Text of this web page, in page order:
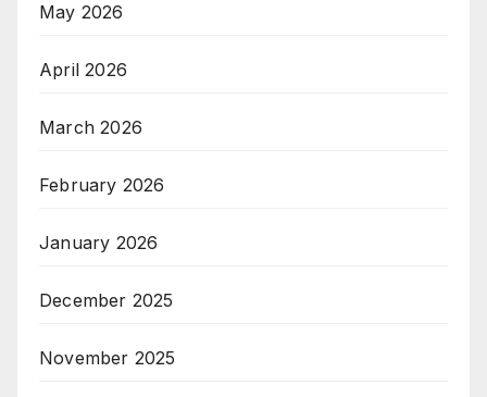
May 2026
April 2026
March 2026
February 2026
January 2026
December 2025
November 2025